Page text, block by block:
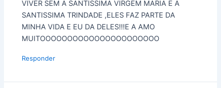
VIVER SEM A SANTISSIMA VIRGEM MARIA E A
SANTISSIMA TRINDADE ,ELES FAZ PARTE DA
MINHA VIDA E EU DA DELES!!!E A AMO
MUITOOOOOOOOOOOOOOOOOOOOOO
Responder